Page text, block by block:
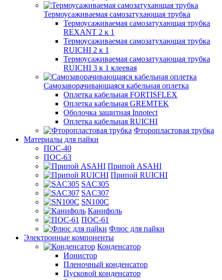
Термоусаживаемая самозатухающая трубка
Термоусаживаемая самозатухающая трубка
REXANT 2 к 1
Термоусаживаемая самозатухающая трубка
RUICHI 2 к 1
Термоусаживаемая самозатухающая трубка
RUICHI 3 к 1 клеевая
Самозаворачивающаяся кабельная оплетка
Оплетка кабельная FORTISFLEX
Оплетка кабельная GREMTEK
Оболочка защитная Innotect
Оплетка кабельная RUICHI
Фторопластовая трубка
Материалы для пайки
ПОС-40
ПОС-63
Припой ASAHI
Припой RUICHI
SAC305
SAC307
SN100C
Канифоль
ПОС-61
Флюс для пайки
Электронные компоненты
Конденсатор
Ионистор
Пленочный конденсатор
Пусковой конденсатор